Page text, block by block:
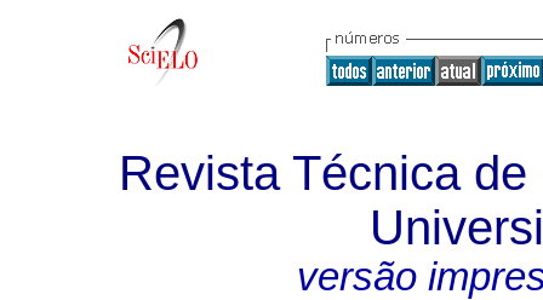
Revista Técnica
versão